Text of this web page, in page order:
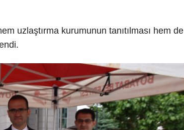
uzlaştırma kurumunun tanıtılması hem de